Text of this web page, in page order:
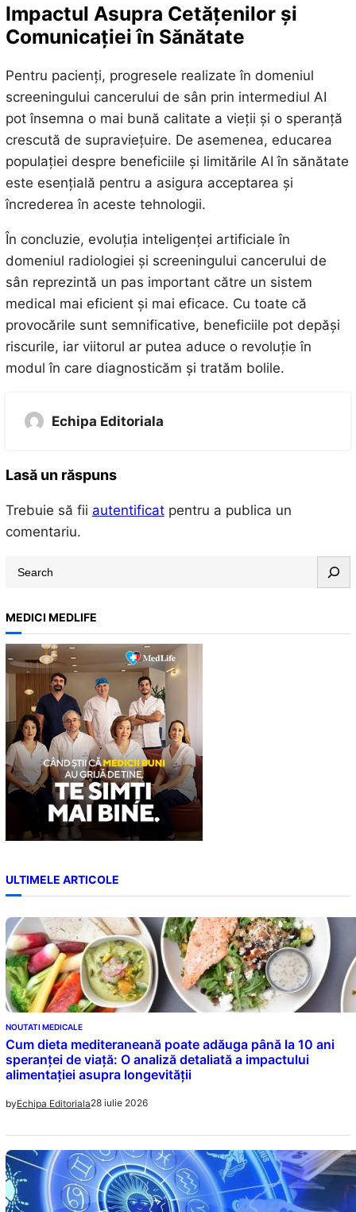
Impactul Asupra Cetățenilor și
Comunicației în Sănătate
Pentru pacienți, progresele realizate în domeniul
screeningului cancerului de sân prin intermediul AI
pot însemna o mai bună calitate a vieții și o speranță
crescută de supraviețuire. De asemenea, educarea
populației despre beneficiile și limitările AI în sănătate
este esențială pentru a asigura acceptarea și
încrederea în aceste tehnologii.
În concluzie, evoluția inteligenței artificiale în
domeniul radiologiei și screeningului cancerului de
sân reprezintă un pas important către un sistem
medical mai eficient și mai eficace. Cu toate că
provocările sunt semnificative, beneficiile pot depăși
riscurile, iar viitorul ar putea aduce o revoluție în
modul în care diagnosticăm și tratăm bolile.
Echipa Editoriala
Lasă un răspuns
Trebuie să fii autentificatpentru a publica un
comentariu.
r
c
h
MEDICI MEDLIFE
ULTIMELE ARTICOLE
NOUTATI MEDICALE
Cum dieta mediteraneană poate adăuga până la 10 ani
speranței de viață: O analiză detaliată a impactului
alimentației asupra longevității
byEchipa Editoriala28 iulie 2026